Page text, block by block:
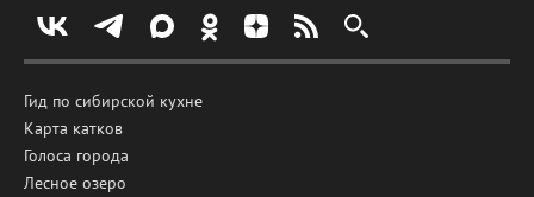
Гид по сибирской кухне
Карта катков
Голоса города
Лесное озеро